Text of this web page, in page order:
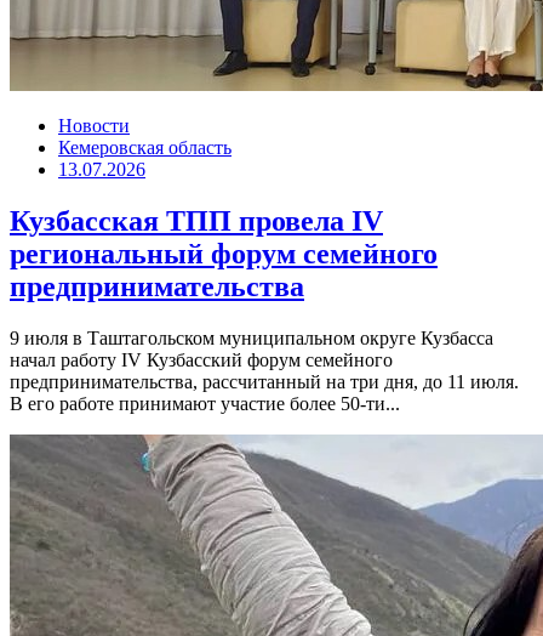
Новости
Кемеровская область
13.07.2026
Кузбасская ТПП провела IV
региональный форум семейного
предпринимательства
9 июля в Таштагольском муниципальном округе Кузбасса
начал работу IV Кузбасский форум семейного
предпринимательства, рассчитанный на три дня, до 11 июля.
В его работе принимают участие более 50-ти...